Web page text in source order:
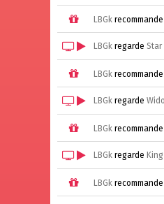
LBGk recommande
LBGk regarde Star
LBGk recommande
LBGk regarde
LBGk recommande
LBGk regarde
LBGk recommande